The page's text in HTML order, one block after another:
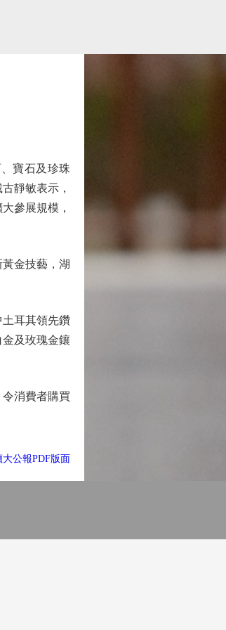
寶石及珍珠
靜敏表示，
參展規模，
金技藝，湖
耳其領先鑽
及玫瑰金鑲
消費者購買
大公報PDF版面